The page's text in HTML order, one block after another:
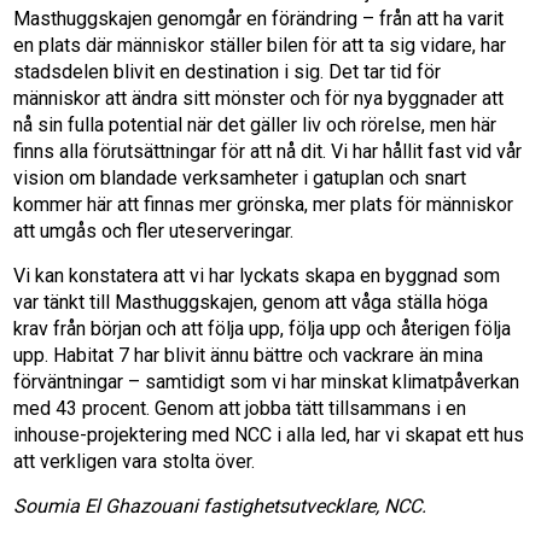
Masthuggskajen genomgår en förändring – från att ha varit
en plats där människor ställer bilen för att ta sig vidare, har
stadsdelen blivit en destination i sig. Det tar tid för
människor att ändra sitt mönster och för nya byggnader att
nå sin fulla potential när det gäller liv och rörelse, men här
finns alla förutsättningar för att nå dit. Vi har hållit fast vid vår
vision om blandade verksamheter i gatuplan och snart
kommer här att finnas mer grönska, mer plats för människor
att umgås och fler uteserveringar.
Vi kan konstatera att vi har lyckats skapa en byggnad som
var tänkt till Masthuggskajen, genom att våga ställa höga
krav från början och att följa upp, följa upp och återigen följa
upp. Habitat 7 har blivit ännu bättre och vackrare än mina
förväntningar – samtidigt som vi har minskat klimatpåverkan
med 43 procent. Genom att jobba tätt tillsammans i en
inhouse-projektering med NCC i alla led, har vi skapat ett hus
att verkligen vara stolta över.
Soumia El Ghazouani fastighetsutvecklare, NCC.